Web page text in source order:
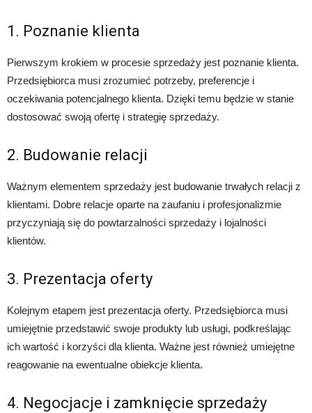
1. Poznanie klienta
Pierwszym krokiem w procesie sprzedaży jest poznanie klienta.
Przedsiębiorca musi zrozumieć potrzeby, preferencje i
oczekiwania potencjalnego klienta. Dzięki temu będzie w stanie
dostosować swoją ofertę i strategię sprzedaży.
2. Budowanie relacji
Ważnym elementem sprzedaży jest budowanie trwałych relacji z
klientami. Dobre relacje oparte na zaufaniu i profesjonalizmie
przyczyniają się do powtarzalności sprzedaży i lojalności
klientów.
3. Prezentacja oferty
Kolejnym etapem jest prezentacja oferty. Przedsiębiorca musi
umiejętnie przedstawić swoje produkty lub usługi, podkreślając
ich wartość i korzyści dla klienta. Ważne jest również umiejętne
reagowanie na ewentualne obiekcje klienta.
4. Negocjacje i zamknięcie sprzedaży